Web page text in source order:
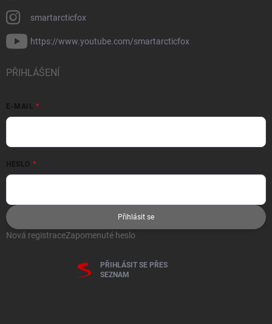
smartarcticfox
https://www.youtube.com/smartarcticfox
PŘIHLÁŠENÍ
E-MAIL
HESLO
Přihlásit se
Nová registraceZapomenuté heslo
PŘIHLÁSIT SE PŘES
SEZNAM